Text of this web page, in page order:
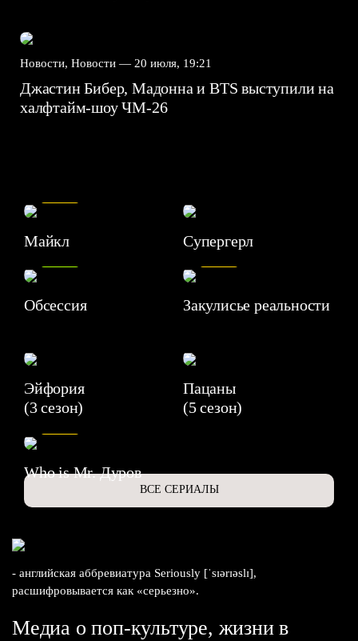
Новости, Новости — 20 июля, 19:21
Джастин Бибер, Мадонна и BTS выступили на
халфтайм-шоу ЧМ-26
Майкл Супергерл
8.2
Обсессия
7.1
Закулисье реальности
Эйфория
(3 сезон)
Пацаны
(5 сезон)
Who is Mr. Дуров
ВСЕ СЕРИАЛЫ
- английская аббревиатура Seriously [ˈsɪərɪəslɪ],
расшифровывается как «серьезно».
Медиа о поп-культуре, жизни в